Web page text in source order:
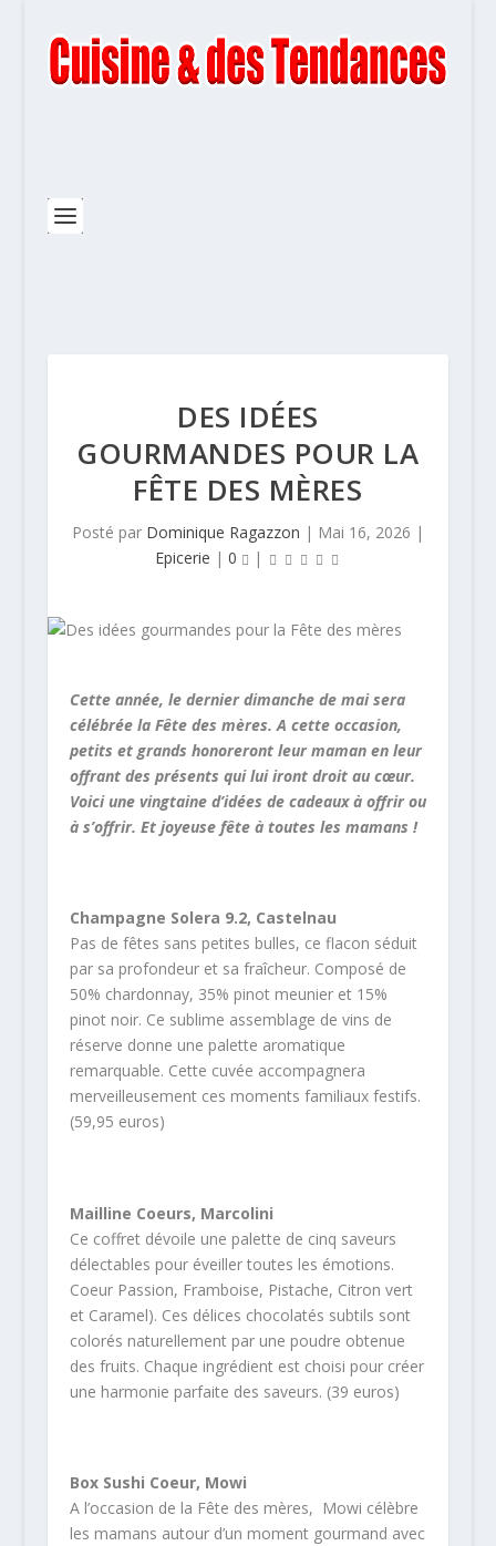
DES IDÉES
GOURMANDES POUR LA
FÊTE DES MÈRES
Posté par Dominique Ragazzon | Mai 16, 2026 |
Epicerie |0 |
Cette année, le dernier dimanche de mai sera
célébrée la Fête des mères. A cette occasion,
petits et grands honoreront leur maman en leur
offrant des présents qui lui iront droit au cœur.
Voici une vingtaine d’idées de cadeaux à offrir ou
à s’offrir. Et joyeuse fête à toutes les mamans !
Champagne Solera 9.2, Castelnau
Pas de fêtes sans petites bulles, ce flacon séduit
par sa profondeur et sa fraîcheur. Composé de
50% chardonnay, 35% pinot meunier et 15%
pinot noir. Ce sublime assemblage de vins de
réserve donne une palette aromatique
remarquable. Cette cuvée accompagnera
merveilleusement ces moments familiaux festifs.
(59,95 euros)
Mailline Coeurs, Marcolini
Ce coffret dévoile une palette de cinq saveurs
délectables pour éveiller toutes les émotions.
Coeur Passion, Framboise, Pistache, Citron vert
et Caramel). Ces délices chocolatés subtils sont
colorés naturellement par une poudre obtenue
des fruits. Chaque ingrédient est choisi pour créer
une harmonie parfaite des saveurs. (39 euros)
Box Sushi Coeur, Mowi
A l’occasion de la Fête des mères, Mowi célèbre
les mamans autour d’un moment gourmand avec